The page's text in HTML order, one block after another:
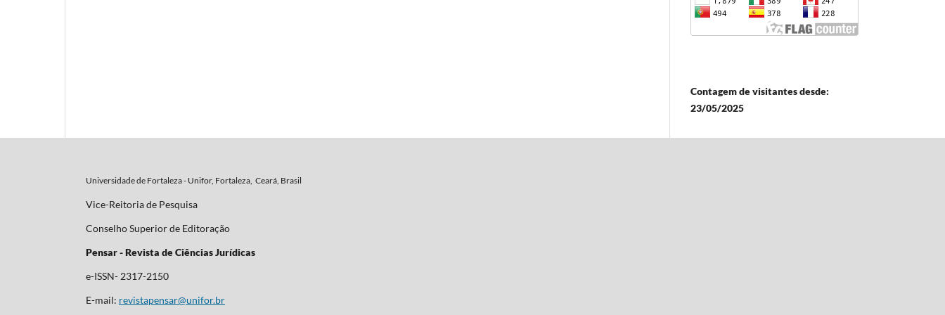
Contagem de visitantes desde:
23/05/2025
Universidade de Fortaleza - Unifor, Fortaleza, Ceará, Brasil
Vice-Reitoria de Pesquisa
Conselho Superior de Editoração
Pensar - Revista de Ciências Jurídicas
e-ISSN- 2317-2150
E-mail: revistapensar@unifor.br